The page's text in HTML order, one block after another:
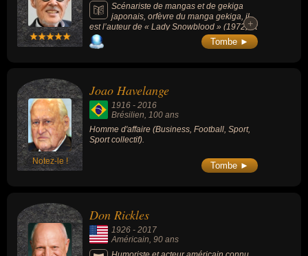
Scénariste de mangas et de gekiga
japonais, orfèvre du manga gekiga, il
est l’auteur de « Lady Snowblood » (1972) et
« Crying Freeman » (1986).
+
+
Tombe ►
Notez-le !
Joao Havelange
1916 - 2016
Brésilien, 100 ans
Homme d'affaire (Business, Football, Sport,
Sport collectif).
Tombe ►
Don Rickles
1926 - 2017
Américain, 90 ans